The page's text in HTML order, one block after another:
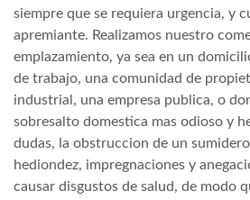
siempre que se requiera urgencia, y
apremiante. Realizamos nuestro
emplazamiento, ya sea en un
de trabajo, una comunidad de
industrial, una empresa publica, o
sobresalto domestica mas odioso y
dudas, la obstruccion de un
hediondez, impregnaciones y
causar disgustos de salud, de modo